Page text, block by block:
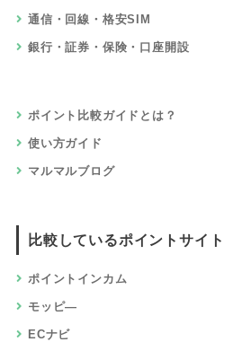
通信・回線・格安SIM
銀行・証券・保険・口座開設
ポイント比較ガイドとは？
使い方ガイド
マルマルブログ
比較しているポイントサイト
ポイントインカム
モッピ―
ECナビ